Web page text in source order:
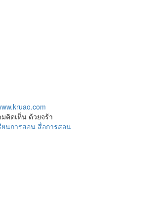
คิดเห็น ด้วยจร้า
ยนการสอน สื่อการสอน